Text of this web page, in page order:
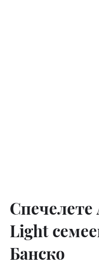
Light
Банско